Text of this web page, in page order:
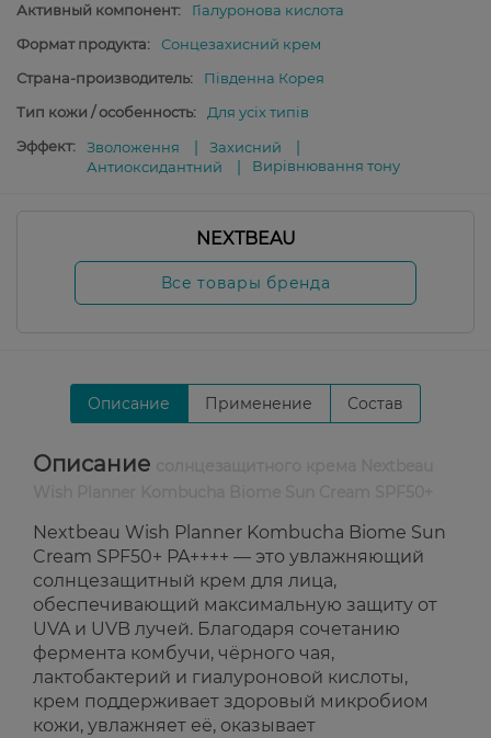
Активный компонент:
Гіалуронова кислота
Формат продукта:
Сонцезахисний крем
Страна-производитель:
Південна Корея
Тип кожи / особенность:
Для усіх типів
Эффект:
Зволоження
Захисний
Антиоксидантний
Вирівнювання тону
NEXTBEAU
Все товары бренда
Описание Применение Состав
Описание
Nextbeau Wish Planner Kombucha Biome Sun
Cream SPF50+ PA++++ — это увлажняющий
солнцезащитный крем для лица,
обеспечивающий максимальную защиту от
UVA и UVB лучей. Благодаря сочетанию
фермента комбучи, чёрного чая,
лактобактерий и гиалуроновой кислоты,
крем поддерживает здоровый микробиом
кожи, увлажняет её, оказывает